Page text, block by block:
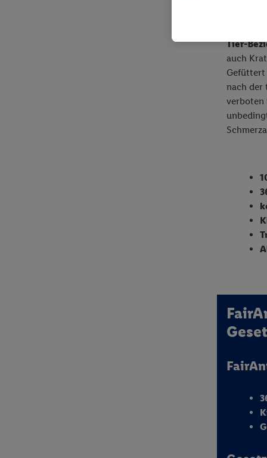
Tier-
auch
nach der
verboten